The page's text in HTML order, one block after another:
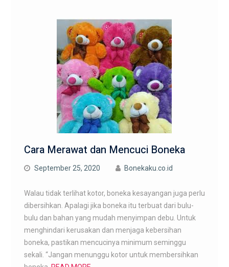
Cara Merawat dan Mencuci Boneka
September 25, 2020 Bonekaku.co.id
Walau tidak terlihat kotor, boneka kesayangan juga perlu
dibersihkan. Apalagi jika boneka itu terbuat dari bulu-
bulu dan bahan yang mudah menyimpan debu. Untuk
menghindari kerusakan dan menjaga kebersihan
boneka, pastikan mencucinya minimum seminggu
sekali. “Jangan menunggu kotor untuk membersihkan